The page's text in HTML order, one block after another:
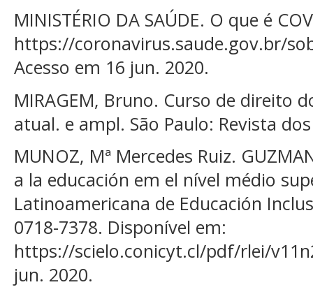
MINISTÉRIO DA SAÚDE. O que é
https://coronavirus.saude.gov.br/
Acesso em 16 jun. 2020.
MIRAGEM, Bruno. Curso de direito
atual. e ampl. São Paulo: Revista
MUNOZ, Mª Mercedes Ruiz.
a la educación em el nível médio
Latinoamericana de Educación
0718-7378. Disponível em:
https://scielo.conicyt.cl/pdf/rlei/
jun. 2020.